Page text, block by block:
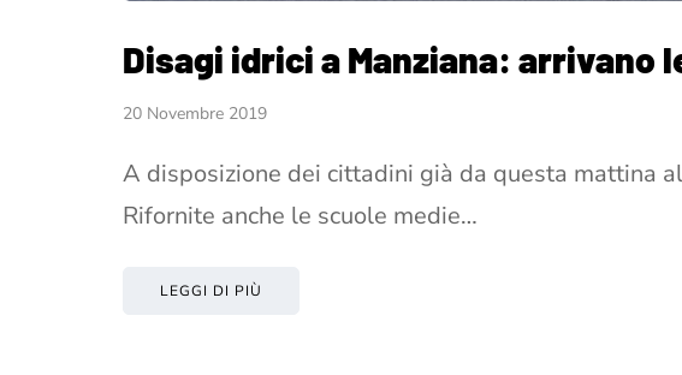
Disagi idrici a Manziana: arrivano
20 Novembre 2019
A disposizione dei cittadini già da questa mattina
Rifornite anche le scuole medie…
LEGGI DI PIÙ